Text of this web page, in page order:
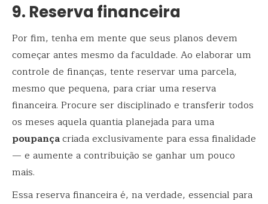
9. Reserva financeira
Por fim, tenha em mente que seus planos devem
começar antes mesmo da faculdade. Ao elaborar um
controle de finanças, tente reservar uma parcela,
mesmo que pequena, para criar uma reserva
financeira. Procure ser disciplinado e transferir todos
os meses aquela quantia planejada para uma
poupançacriada exclusivamente para essa finalidade
— e aumente a contribuição se ganhar um pouco
mais.
Essa reserva financeira é, na verdade, essencial para